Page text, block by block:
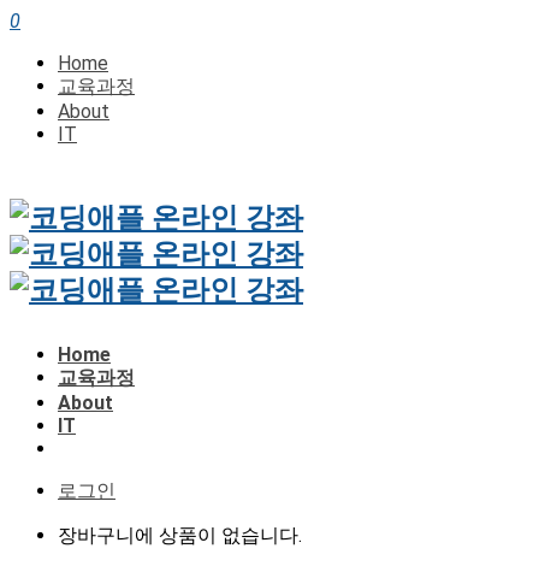
0
Home
교육과정
About
IT
Home
교육과정
About
IT
로그인
장바구니에 상품이 없습니다.